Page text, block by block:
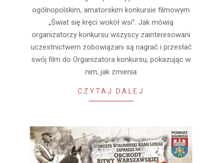
ogólnopolskim, amatorskim konkursie filmowym
„Świat się kręci wokół wsi”. Jak mówią
organizatorzy konkursu wszyscy zainteresowani
uczestnictwem zobowiązani są nagrać i przesłać
swój film do Organizatora konkursu, pokazując w
nim, jak zmienia
CZYTAJ DALEJ